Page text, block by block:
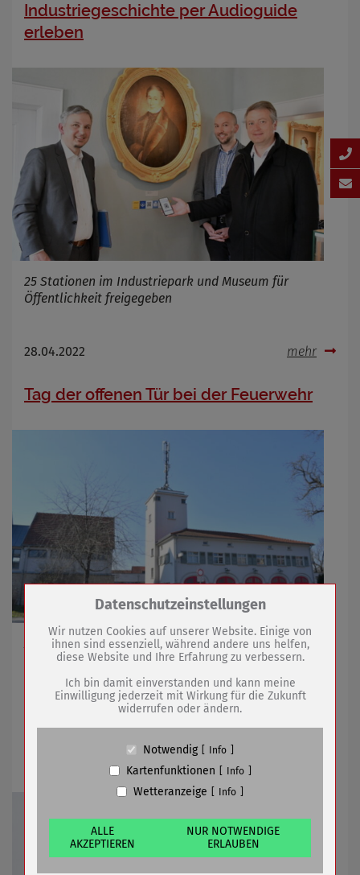
Industriegeschichte per Audioguide
erleben
25 Stationen im Industriepark und Museum für
Öffentlichkeit freigegeben
28.04.2022 mehr
Tag der offenen Tür bei der Feuerwehr
Am 01. Mai Vorführungen und Rundgänge auf der
Feuerwache
Maibaum steht vor dem Rathaus
Zum Betrieb der Seite notwendige Cookies /
Name
PHP Session Cookie
Anbieter
Eigentümer dieser Website (Wenko-
Wenselaar GmbH & Co. KG)
Absicherung Kontaktformular / SPAM
Cookiespeicherung Entscheidungscookie
Anbieter
Eigentümer dieser Website (Wenko-
Wenselaar GmbH & Co. KG)
Zweck
Speichert die Einstellungen der Besucher
bezüglich der Speicherung von Cookies.
Datenschutzeinstellungen
Wir nutzen Cookies auf unserer Website. Einige von
ihnen sind essenziell, während andere uns helfen,
diese Website und Ihre Erfahrung zu verbessern.
Ich bin damit einverstanden und kann meine
Einwilligung jederzeit mit Wirkung für die Zukunft
widerrufen oder ändern.
Notwendig Info
Kartenfunktionen Info
Wetteranzeige Info
ALLE
AKZEPTIEREN
NUR NOTWENDIGE
ERLAUBEN